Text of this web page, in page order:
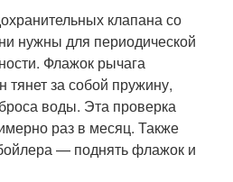
клапана со
нужны для периодической
Флажок рычага
за собой пружину,
воды. Эта проверка
раз в месяц. Также
— поднять флажок и